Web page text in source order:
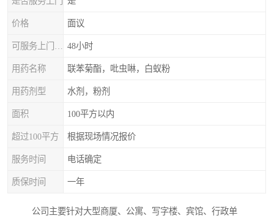
价格 面议
48小时
用药名称 联苯菊酯，吡虫啉，白蚁粉
用药剂型 水剂，粉剂
面积 100平方以内
超过100平方 根据现场情况报价
服务时间 电话确定
质保时间 一年
公司主要针对大型商厦、公寓、写字楼、宾馆、行政单